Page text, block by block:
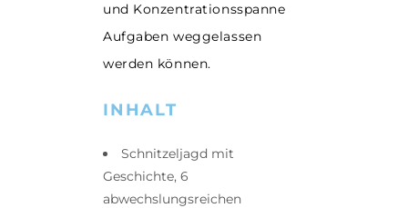
und Konzentrationsspanne
Aufgaben weggelassen
werden können.
INHALT
Schnitzeljagd mit
Geschichte, 6
abwechslungsreichen